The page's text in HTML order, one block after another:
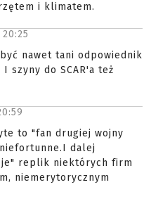
i klimatem.
20:25
nawet tani odpowiednik
szyny do SCAR'a też
to "fan drugiej wojny
dalej
replik niektórych firm
niemerytorycznym